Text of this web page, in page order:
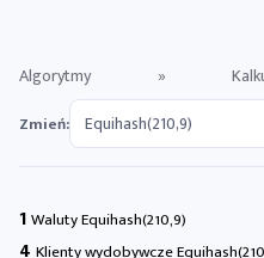
Algorytmy »
Zmień:
1Waluty Equihash(210,9)
4 Klienty wydobywcze